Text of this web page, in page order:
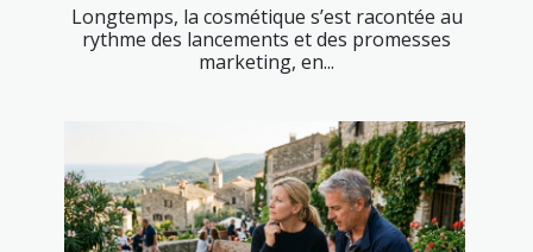
Longtemps, la cosmétique s’est racontée au
rythme des lancements et des promesses
marketing, en...